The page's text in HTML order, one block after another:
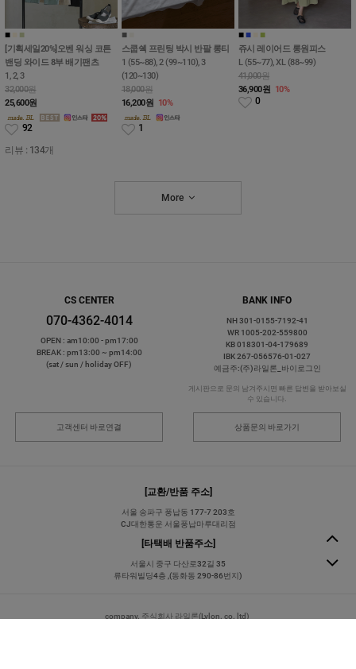
■ ■
[기획세일20%]오벤 워싱 코튼
밴딩 와이드 8부 배기팬츠
1, 2, 3
32,000원
25,600원
92
리뷰 : 134개
■
스쿱쉑 프린팅 박시 반팔 롱티
1 (55~88), 2 (99~110), 3
(120~130)
18,000원
16,200원 10%
1
■ ■ ■
쥬시 레이어드 롱원피스
L (55~77), XL (88~99)
41,000원
36,900원 10%
0
More
CS CENTER
070-4362-4014
OPEN : am10:00 - pm17:00
BREAK : pm13:00 ~ pm14:00
(sat / sun / holiday OFF)
BANK INFO
NH 301-0155-7192-41
WR 1005-202-559800
KB 018301-04-179689
IBK 267-056576-01-027
예금주:(주)라일론_바이로그인
게시판으로 문의 남겨주시면 빠른 답변을 받아보실
수 있습니다.
고객센터 바로연결 상품문의 바로가기
[교환/반품 주소]
서울 송파구 풍납동 177-7 203호
CJ대한통운 서울풍납마루대리점
[타택배 반품주소]
서울시 중구 다산로32길 35
류타워빌딩4층 ,(동화동 290-86번지)
company. 주식회사 라일론(Lylon. co. ltd)